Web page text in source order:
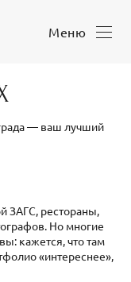
Меню
— ваш лучший
ЗАГС, рестораны,
Но многие
кажется, что там
«интереснее»,